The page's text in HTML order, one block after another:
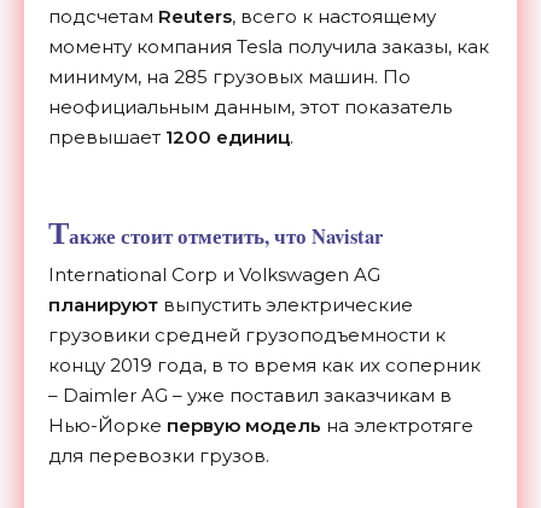
подсчетам Reuters, всего к настоящему
моменту компания Tesla получила заказы, как
минимум, на 285 грузовых машин. По
неофициальным данным, этот показатель
превышает 1200 единиц.
Также стоит отметить, что Navistar
International Corp и Volkswagen AG
планируют выпустить электрические
грузовики средней грузоподъемности к
концу 2019 года, в то время как их соперник
– Daimler AG – уже поставил заказчикам в
Нью-Йорке первую модель на электротяге
для перевозки грузов.